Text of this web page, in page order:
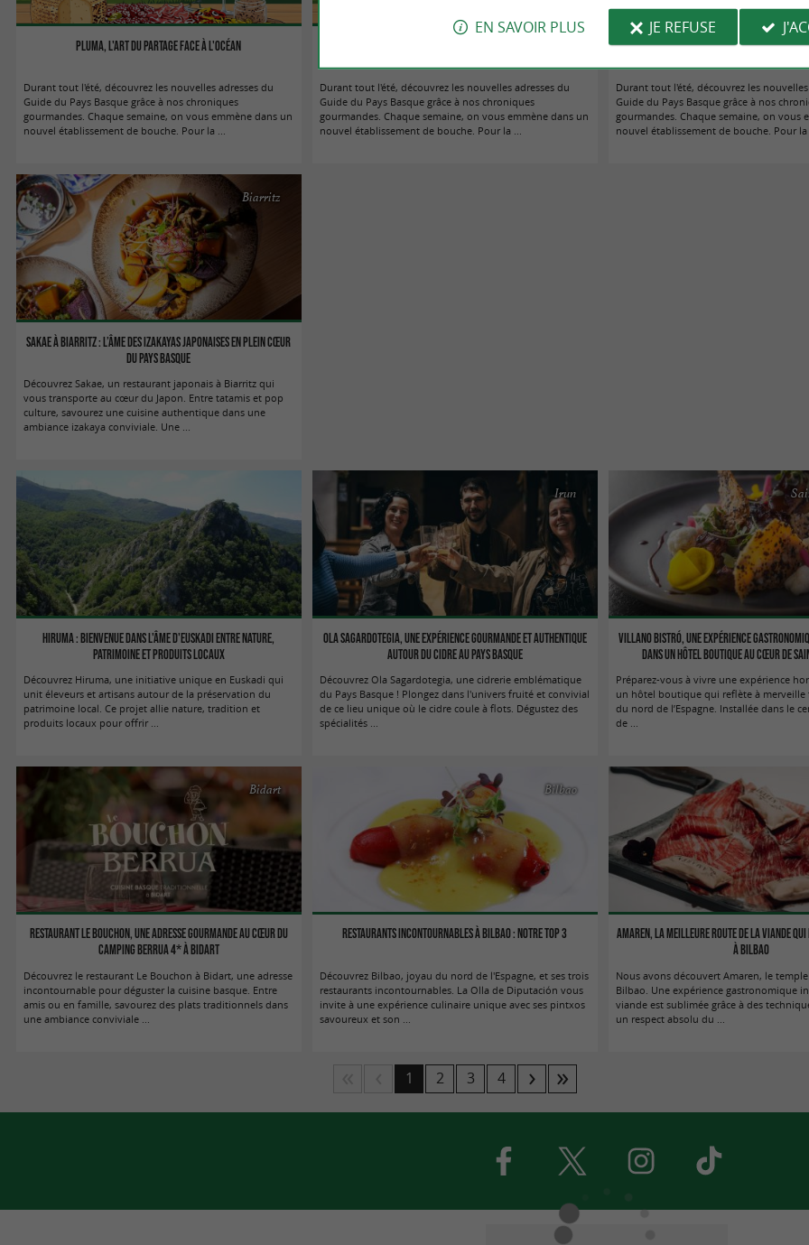
Pluma, l'art du partage face à l'océan
Durant tout l'été, découvrez les nouvelles adresses du
Guide du Pays Basque grâce à nos chroniques
gourmandes. Chaque semaine, on vous emmène dans un
nouvel établissement de bouche. Pour la ...
Durant tout l'été, découvrez les nouvelles adresses du
Guide du Pays Basque grâce à nos chroniques
gourmandes. Chaque semaine, on vous emmène dans un
nouvel établissement de bouche. Pour la ...
Cantine Dodue, la cantine doudou
Durant tout l'été, découvrez les nouvelles
Guide du Pays Basque grâce à nos
gourmandes. Chaque semaine, on vous
nouvel établissement de bouche. Pour la
Sakae à Biarritz : l’âme des Izakayas japonaises en plein cœur
du Pays Basque
Biarritz
Découvrez Sakae, un restaurant japonais à Biarritz qui
vous transporte au cœur du Japon. Entre tatamis et pop
culture, savourez une cuisine authentique dans une
ambiance izakaya conviviale. Une ...
Hiruma : bienvenue dans l'âme d'Euskadi entre nature,
patrimoine et produits locaux
Découvrez Hiruma, une initiative unique en Euskadi qui
unit éleveurs et artisans autour de la préservation du
patrimoine local. Ce projet allie nature, tradition et
produits locaux pour offrir ...
Ola Sagardotegia, une expérience gourmande et authentique
autour du cidre au Pays Basque
Irun
Découvrez Ola Sagardotegia, une cidrerie emblématique
du Pays Basque ! Plongez dans l'univers fruité et convivial
de ce lieu unique où le cidre coule à flots. Dégustez des
spécialités ...
Villano Bistró, une expérience
dans un hôtel boutique au cœur de
Préparez-vous à vivre une expérience
un hôtel boutique qui reflète à merveille
du nord de l’Espagne. Installée dans le
de ...
Restaurant le Bouchon, une adresse gourmande au cœur du
Camping Berrua 4* à Bidart
Bidart
Découvrez le restaurant Le Bouchon à Bidart, une adresse
incontournable pour déguster la cuisine basque. Entre
amis ou en famille, savourez des plats traditionnels dans
une ambiance conviviale ...
Restaurants incontournables à Bilbao : notre top 3
Bilbao
Découvrez Bilbao, joyau du nord de l'Espagne, et ses trois
restaurants incontournables. La Olla de Diputación vous
invite à une expérience culinaire unique avec ses pintxos
savoureux et son ...
Amaren, la meilleure route de la viande
à Bilbao
Nous avons découvert Amaren, le
Bilbao. Une expérience gastronomique
viande est sublimée grâce à des
un respect absolu du ...
1 2 3 4
EN SAVOIR PLUS JE REFUSE